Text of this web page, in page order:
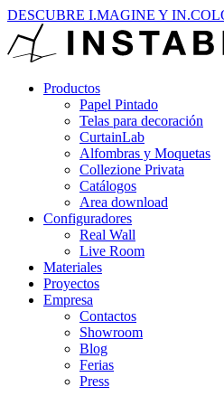
DESCUBRE I.MAGINE Y
Productos
Papel Pintado
Telas para decoración
CurtainLab
Alfombras y Moquetas
Collezione Privata
Catálogos
Area download
Configuradores
Real Wall
Live Room
Materiales
Proyectos
Empresa
Contactos
Showroom
Blog
Ferias
Press